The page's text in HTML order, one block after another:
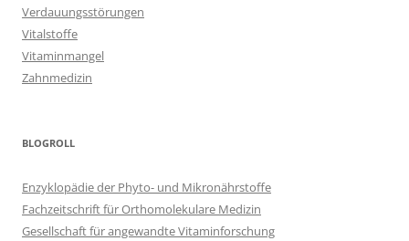
Verdauungsstörungen
Vitalstoffe
Vitaminmangel
Zahnmedizin
BLOGROLL
Enzyklopädie der Phyto- und Mikronährstoffe
Fachzeitschrift für Orthomolekulare Medizin
Gesellschaft für angewandte Vitaminforschung